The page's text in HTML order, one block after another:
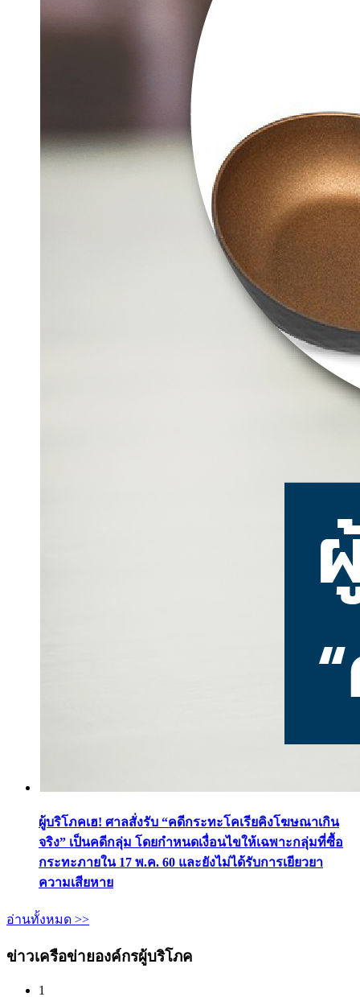
ผู้บริโภคเฮ! ศาลสั่งรับ “คดีกระทะโคเรียคิงโฆษณาเกิน
จริง” เป็นคดีกลุ่ม โดยกำหนดเงื่อนไขให้เฉพาะกลุ่มที่ซื้อ
กระทะภายใน 17 พ.ค. 60 และยังไม่ได้รับการเยียวยา
ความเสียหาย
อ่านทั้งหมด >>
ข่าวเครือข่ายองค์กรผู้บริโภค
1